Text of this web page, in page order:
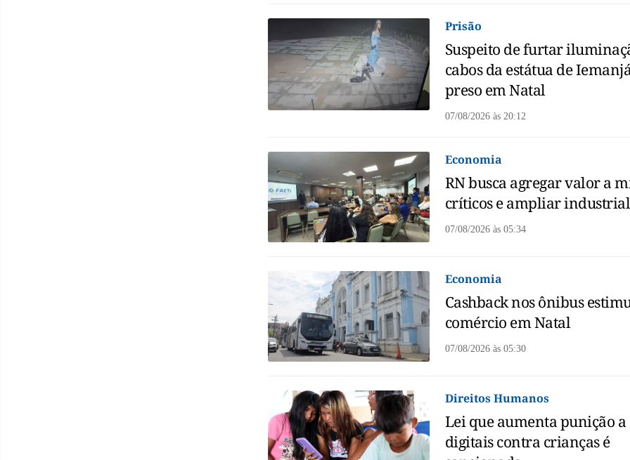
Prisão
Suspeito de furtar
cabos da estátua de
preso em Natal
07/08/2026 às20:12
Economia
RN busca agregar valor a
críticos e ampliar
07/08/2026 às05:34
Economia
Cashback nos ônibus
comércio em Natal
07/08/2026 às05:30
Direitos Humanos
Lei que aumenta punição
digitais contra crianças é